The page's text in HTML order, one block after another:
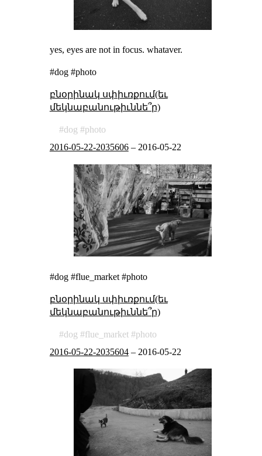
yes, eyes are not in focus. whataver.
#dog #photo
բնօրինակ սփիւռքում(եւ
մեկնաբանութիւննե՞ր)
dog
photo
2016-05-22-2035606– 2016-05-22
#dog #flue_market #photo
բնօրինակ սփիւռքում(եւ
մեկնաբանութիւննե՞ր)
dog flue_market
photo
2016-05-22-2035604– 2016-05-22